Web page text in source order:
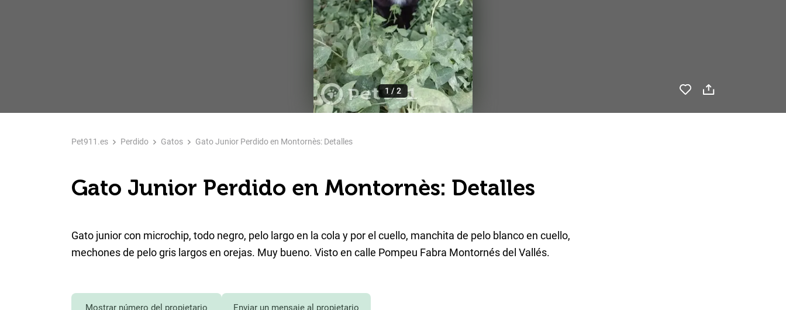
1 / 2
Pet911.es Perdido Gatos Gato Junior Perdido en Montornès: Detalles
Gato Junior Perdido en Montornès: Detalles
Gato junior con microchip, todo negro, pelo largo en la cola y por el cuello, manchita de pelo blanco en cuello,
mechones de pelo gris largos en orejas. Muy bueno. Visto en calle Pompeu Fabra Montornés del Vallés.
Mostrar número del propietario Enviar un mensaje al propietario